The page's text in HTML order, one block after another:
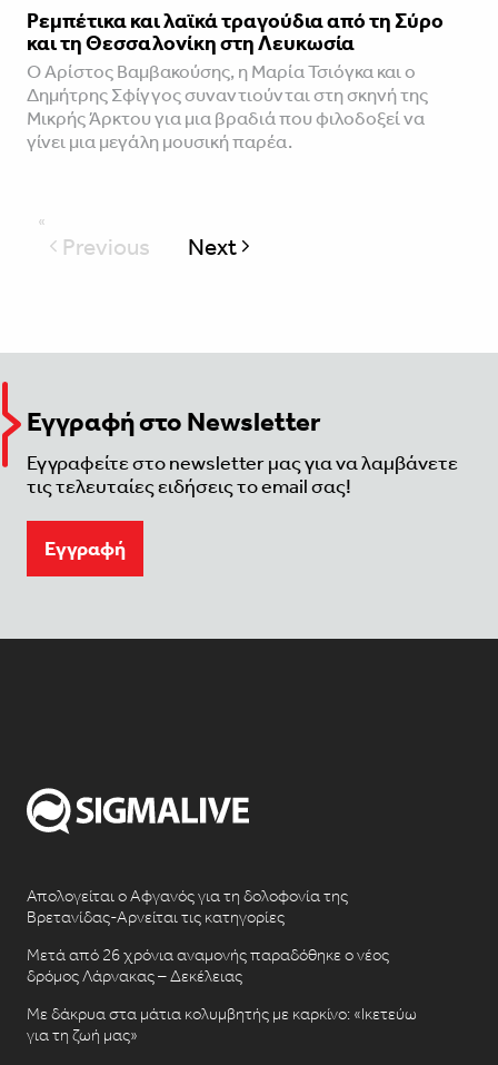
Ρεμπέτικα και λαϊκά τραγούδια από τη Σύρο
και τη Θεσσαλονίκη στη Λευκωσία
Ο Αρίστος Βαμβακούσης, η Μαρία Τσιόγκα και ο
Δημήτρης Σφίγγος συναντιούνται στη σκηνή της
Μικρής Άρκτου για μια βραδιά που φιλοδοξεί να
γίνει μια μεγάλη μουσική παρέα.
Previous Nextpage
Εγγραφή στο Newsletter
Εγγραφείτε στο newsletter μας για να λαμβάνετε
τις τελευταίες ειδήσεις το email σας!
Eγγραφή
Απολογείται ο Αφγανός για τη δολοφονία της
Βρετανίδας-Αρνείται τις κατηγορίες
Μετά από 26 χρόνια αναμονής παραδόθηκε ο νέος
δρόμος Λάρνακας – Δεκέλειας
Με δάκρυα στα μάτια κολυμβητής με καρκίνο: «Ικετεύω
για τη ζωή μας»